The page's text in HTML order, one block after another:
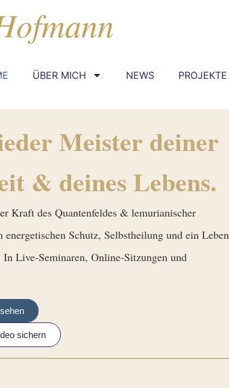
ÜBER MICH NEWS PROJEKTE
Meister deiner
& deines Lebens.
Kraft des Quantenfeldes & lemurianischer
energetischen Schutz, Selbstheilung und ein Leben
Live-Seminaren, Online-Sitzungen und
sichern